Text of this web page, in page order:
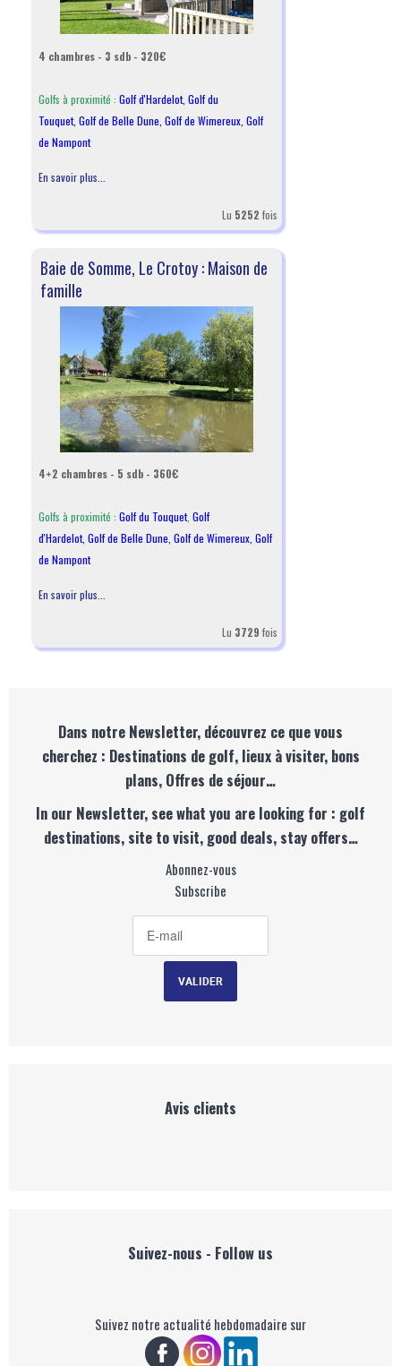
4 chambres - 3 sdb - 320€
Golfs à proximité : Golf d'Hardelot, Golf du
Touquet, Golf de Belle Dune Golf de Wimereux, Golf
de Nampont
En savoir plus...
Lu 5252 fois
Baie de Somme, Le Crotoy : Maison de
famille
4+2 chambres - 5 sdb - 360€
Golfs à proximité : Golf du Touquet, Golf
d'Hardelot, Golf de Belle Dune Golf de Wimereux, Golf
de Nampont
En savoir plus...
Lu 3729 fois
Dans notre Newsletter, découvrez ce que vous
cherchez : Destinations de golf, lieux à visiter, bons
plans, Offres de séjour…
In our Newsletter, see what you are looking for : golf
destinations, site to visit, good deals, stay offers…
Abonnez-vous
Subscribe
Avis clients
Suivez-nous - Follow us
Suivez notre actualité hebdomadaire sur